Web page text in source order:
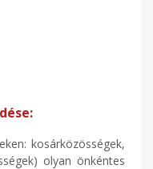
kosárközösségek,
olyan önkéntes